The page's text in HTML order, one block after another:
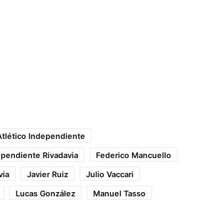
Independiente
Rivadavia
Federico Mancuello
Javier Ruiz
Julio Vaccari
Lucas González Manuel Tasso